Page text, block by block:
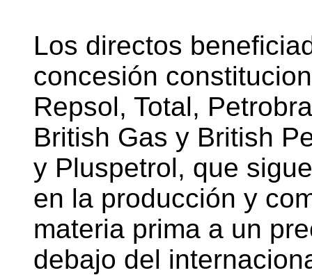
Los directos
concesión
Repsol, Total,
British Gas y British
y Pluspetrol, que
en la producción y
materia prima a un
debajo del